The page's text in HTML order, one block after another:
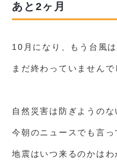
あと2ヶ月
10月になり、もう台風
まだ終わっていませんで
自然災害は防ぎようの
今朝のニュースでも言っ
地震はいつ来るのかはわ